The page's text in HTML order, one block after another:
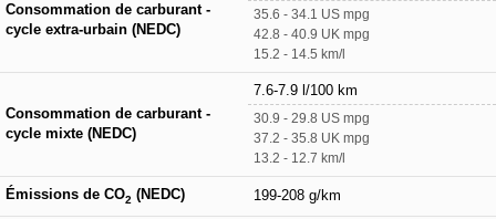
Consommation de carburant -
cycle extra-urbain (NEDC)
35.6 - 34.1 US mpg
42.8 - 40.9 UK mpg
15.2 - 14.5 km/l
Consommation de carburant -
cycle mixte (NEDC)
7.6-7.9 l/100 km
30.9 - 29.8 US mpg
37.2 - 35.8 UK mpg
13.2 - 12.7 km/l
Émissions de CO2 (NEDC) 199-208 g/km